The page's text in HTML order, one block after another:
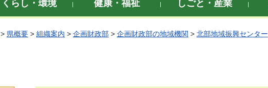
くらし・環境 健康・福祉 しごと・産業
> 県概要 > 組織案内 > 企画財政部 > 企画財政部の地域機関 > 北部地域振興センター